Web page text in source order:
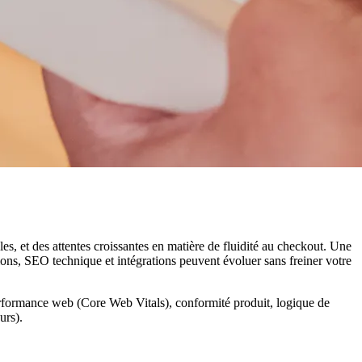
et des attentes croissantes en matière de fluidité au checkout. Une
SEO technique et intégrations peuvent évoluer sans freiner votre
web (Core Web Vitals), conformité produit, logique de